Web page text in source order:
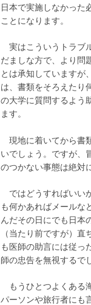
日本で実施しなかった
ことになります。
実はこういうトラブ
だましな方で、より問
とは承知していますが
は、書類をそろえたり
の大学に質問するよう
ます。
現地に着いてから書
いでしょう。ですが、
のつかない事態は絶対
ではどうすればいい
も何かあればメールな
んだその日にでも日本
（当たり前ですが）
も医師の助言には従っ
師の忠告を無視するで
もうひとつよくある
パーソンや旅行者にも